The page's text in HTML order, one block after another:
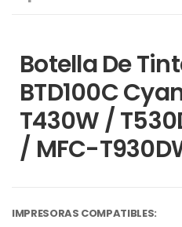
Botella De
BTD100C
T430W /
/ MFC-
IMPRESORAS COMPATIBLES: